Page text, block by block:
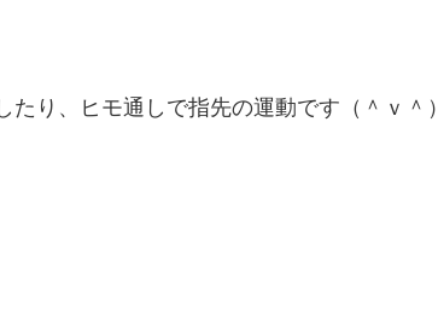
り、ヒモ通しで指先の運動です（＾ｖ＾）